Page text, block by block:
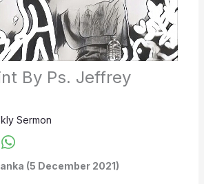
By Ps. Jeffrey
Sermon
(5 December 2021)